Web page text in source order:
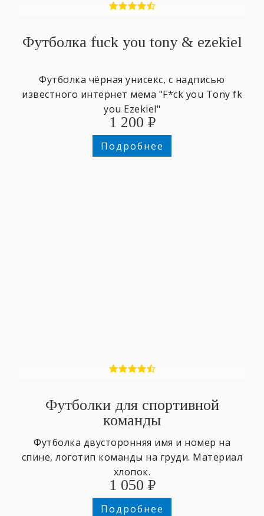
Футболка fuck you tony & ezekiel
Футболка чёрная унисекс, с надписью
известного интернет мема "F*ck you Tony fk
you Ezekiel"
1 200 ₽
Подробнее
Футболки для спортивной
команды
Футболка двусторонняя имя и номер на
спине, логотип команды на груди. Материал
хлопок.
1 050 ₽
Подробнее